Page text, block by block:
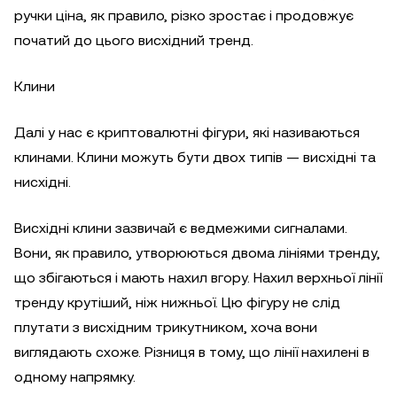
ручки ціна, як правило, різко зростає і продовжує
початий до цього висхідний тренд.
Клини
Далі у нас є криптовалютні фігури, які називаються
клинами. Клини можуть бути двох типів — висхідні та
нисхідні.
Висхідні клини зазвичай є ведмежими сигналами.
Вони, як правило, утворюються двома лініями тренду,
що збігаються і мають нахил вгору. Нахил верхньої лінії
тренду крутіший, ніж нижньої. Цю фігуру не слід
плутати з висхідним трикутником, хоча вони
виглядають схоже. Різниця в тому, що лінії нахилені в
одному напрямку.